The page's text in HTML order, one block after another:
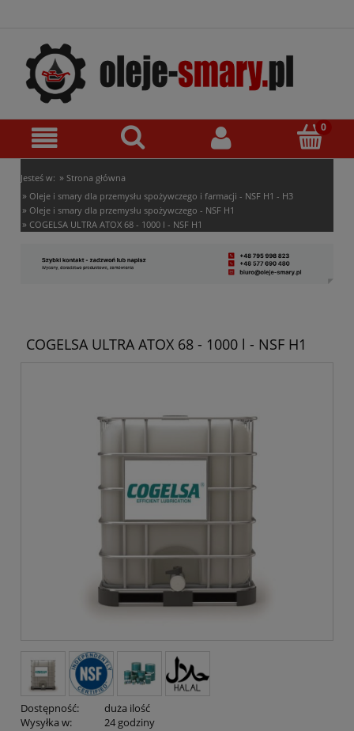
Jesteś w: » Strona główna
» Oleje i smary dla przemysłu spożywczego i farmacji - NSF H1 - H3
» Oleje i smary dla przemysłu spożywczego - NSF H1
» COGELSA ULTRA ATOX 68 - 1000 l - NSF H1
COGELSA ULTRA ATOX 68 - 1000 l - NSF H1
Dostępność:
duża ilość
Wysyłka w:
24 godziny